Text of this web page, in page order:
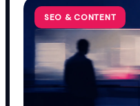
SEO & CONTENT